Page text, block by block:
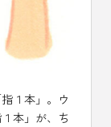
１本」。ウ
本」が、ち